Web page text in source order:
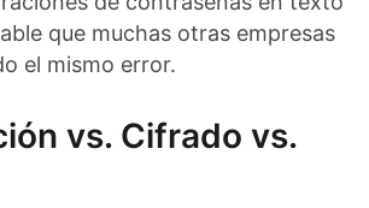
que muchas otras empresas
el mismo error.
vs. Cifrado vs.